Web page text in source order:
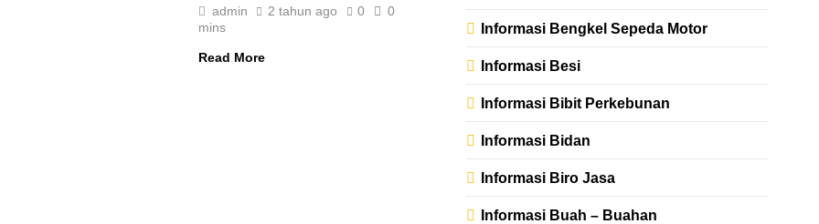
admin 2 tahun ago 0
0
mins
Read More
Informasi Bengkel Sepeda Motor
Informasi Besi
Informasi Bibit Perkebunan
Informasi Bidan
Informasi Biro Jasa
Informasi Buah – Buahan